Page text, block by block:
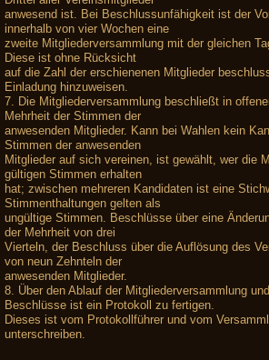
anwesend ist. Bei Beschlussunfähigkeit ist der
innerhalb von vier Wochen eine
zweite Mitgliederversammlung mit der gleichen
Diese ist ohne Rücksicht
auf die Zahl der erschienenen Mitglieder
Einladung hinzuweisen.
7. Die Mitgliederversammlung beschließt in
Mehrheit der Stimmen der
anwesenden Mitglieder. Kann bei Wahlen kein
Stimmen der anwesenden
Mitglieder auf sich vereinen, ist gewählt, wer die
gültigen Stimmen erhalten
hat; zwischen mehreren Kandidaten ist eine
Stimmenthaltungen gelten als
ungültige Stimmen. Beschlüsse über eine
der Mehrheit von drei
Vierteln, der Beschluss über die Auflösung des
von neun Zehnteln der
anwesenden Mitglieder.
8. Über den Ablauf der Mitgliederversammlung
Beschlüsse ist ein Protokoll zu fertigen.
Dieses ist vom Protokollführer und vom
unterschreiben.